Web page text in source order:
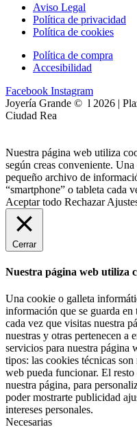
Aviso Legal
Política de privacidad
Política de cookies
Política de compra
Accesibilidad
Facebook Instagram
Joyería Grande © l 2026 |
Ciudad Rea
Nuestra página web utiliza
según creas conveniente.
pequeño archivo de
“smartphone” o tableta cada
Aceptar todo Rechazar
Cerrar
Nuestra página web utiliza
Una cookie o galleta
información que se guarda en
cada vez que visitas nuestra
nuestras y otras pertenecen a
servicios para nuestra página
tipos: las cookies técnicas son
web pueda funcionar. El
nuestra página, para
poder mostrarte publicidad
intereses personales.
Necesarias